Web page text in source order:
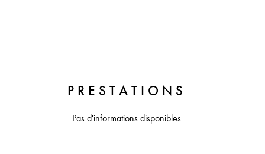
PRESTATIONS
Pas d'informations disponibles